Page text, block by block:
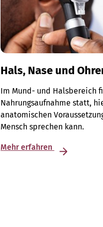
Hals, Nase und
Im Mund- und Halsbereich
Nahrungsaufnahme statt,
anatomischen
Mensch sprechen kann.
Mehr erfahren